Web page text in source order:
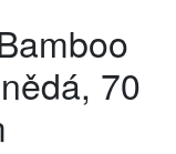
70